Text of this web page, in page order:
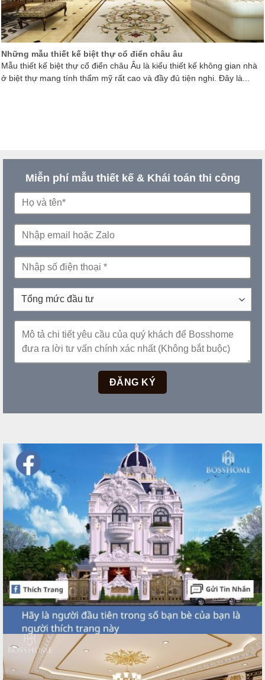
Những mẫu thiết kế biệt thự cổ điển châu âu
Mẫu thiết kế biệt thự cổ điển châu Âu là kiểu thiết kế không gian nhà
ở biệt thự mang tính thẩm mỹ rất cao và đầy đủ tiện nghi. Đây là...
Miễn phí mẫu thiết kế & Khái toán thi công